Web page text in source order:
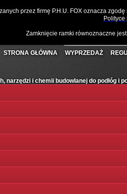
przez firmę P.H.U. FOX oznacza
Zamknięcie ramki równoznaczne
narzędzi i chemii budowlanej do podłóg i
konto
STRONA GŁÓWNA WYPRZEDAŻ
Waluta:
Polski